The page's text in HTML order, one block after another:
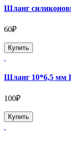
Шланг
60₽
Купить
Шланг 10*6,5 мм
100₽
Купить